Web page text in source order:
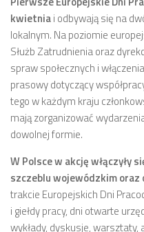
kwietniai odbywają się na
lokalnym. Na poziomie
Służb Zatrudnienia oraz
spraw społecznych i
prasowy dotyczący
tego w każdym kraju
mają zorganizować
dowolnej formie.
W Polsce w akcję włączyły
szczeblu wojewódzkim
trakcie Europejskich Dni
i giełdy pracy, dni otwarte
wykłady, dyskusje,